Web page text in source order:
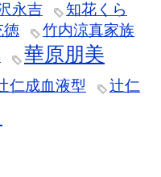
永吉
知花くら
徳
竹内涼真家族
華原朋美
仁成血液型
辻仁